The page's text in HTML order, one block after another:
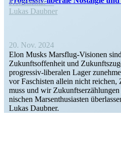
Kommentar
Lukas Daubner
20. Nov. 2024
Elon Musks Marsflug-Visionen
Zukunfts­of­fenheit und
progressiv-liberalen Lager
vor Faschisten allein nicht reichen,
muss und wir
ni­­schen Marsen­thu­si­asten
Lukas Daubner.